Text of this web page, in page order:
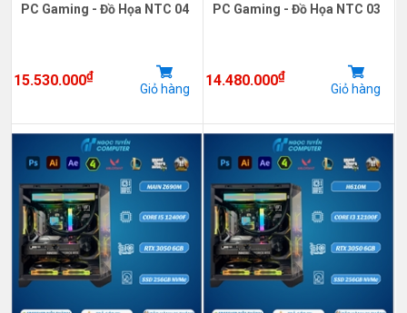
PC Gaming - Đồ Họa NTC 04
15.530.000₫
Giỏ hàng
PC Gaming - Đồ Họa NTC 03
14.480.000₫
Giỏ hàng